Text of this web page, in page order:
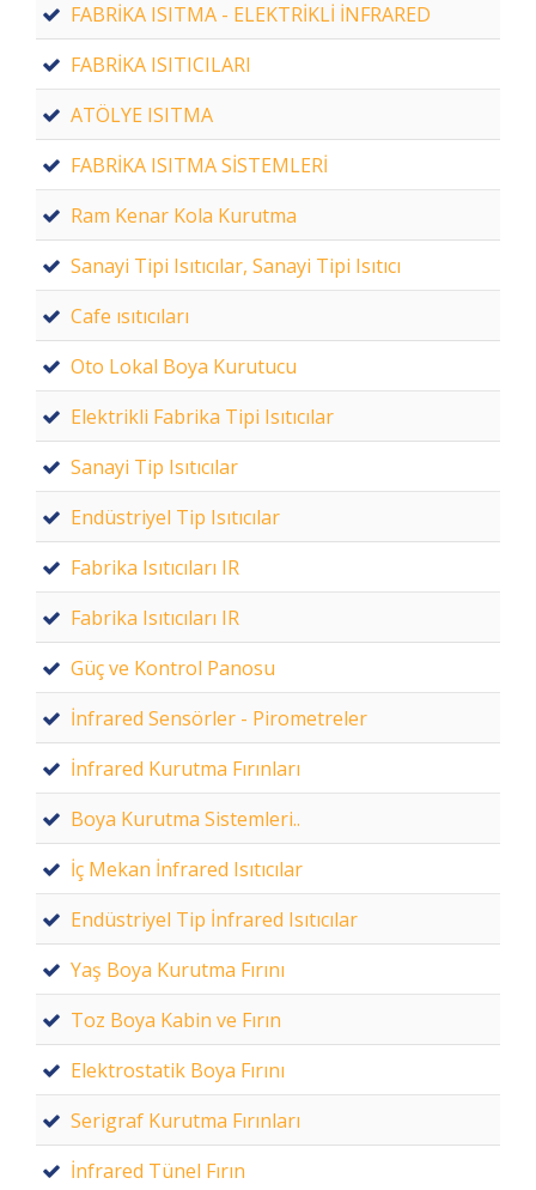
FABRİKA ISITMA - ELEKTRİKLİ İNFRARED
FABRİKA ISITICILARI
ATÖLYE ISITMA
FABRİKA ISITMA SİSTEMLERİ
Ram Kenar Kola Kurutma
Sanayi Tipi Isıtıcılar, Sanayi Tipi Isıtıcı
Cafe ısıtıcıları
Oto Lokal Boya Kurutucu
Elektrikli Fabrika Tipi Isıtıcılar
Sanayi Tip Isıtıcılar
Endüstriyel Tip Isıtıcılar
Fabrika Isıtıcıları IR
Fabrika Isıtıcıları IR
Güç ve Kontrol Panosu
İnfrared Sensörler - Pirometreler
İnfrared Kurutma Fırınları
Boya Kurutma Sistemleri..
İç Mekan İnfrared Isıtıcılar
Endüstriyel Tip İnfrared Isıtıcılar
Yaş Boya Kurutma Fırını
Toz Boya Kabin ve Fırın
Elektrostatik Boya Fırını
Serigraf Kurutma Fırınları
İnfrared Tünel Fırın